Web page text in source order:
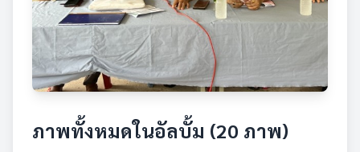
ภาพทั้งหมดในอัลบั้ม (20 ภาพ)